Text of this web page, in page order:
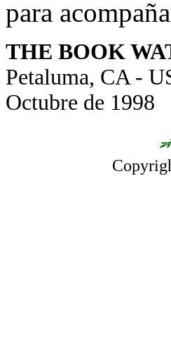
para
THE BOOK
Petaluma, CA -
Octubre de 1998